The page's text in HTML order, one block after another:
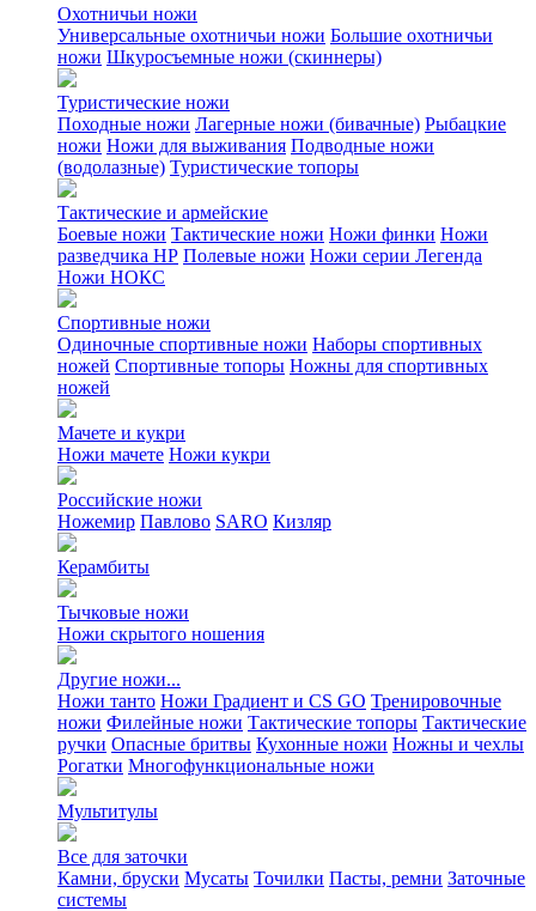
Охотничьи ножи
Универсальные охотничьи ножи Большие охотничьи
ножи Шкуросъемные ножи (скиннеры)
Туристические ножи
Походные ножи Лагерные ножи (бивачные) Рыбацкие
ножи Ножи для выживания Подводные ножи
(водолазные) Туристические топоры
Тактические и армейские
Боевые ножи Тактические ножи Ножи финки Ножи
разведчика НР Полевые ножи Ножи серии Легенда
Ножи НОКС
Спортивные ножи
Одиночные спортивные ножи Наборы спортивных
ножей Спортивные топоры Ножны для спортивных
ножей
Мачете и кукри
Ножи мачете Ножи кукри
Российские ножи
Ножемир Павлово SARO Кизляр
Керамбиты
Тычковые ножи
Ножи скрытого ношения
Другие ножи...
Ножи танто Ножи Градиент и CS GO Тренировочные
ножи Филейные ножи Тактические топоры Тактические
ручки Опасные бритвы Кухонные ножи Ножны и чехлы
Рогатки Многофункциональные ножи
Мультитулы
Все для заточки
Камни, бруски Мусаты Точилки Пасты, ремни Заточные
системы